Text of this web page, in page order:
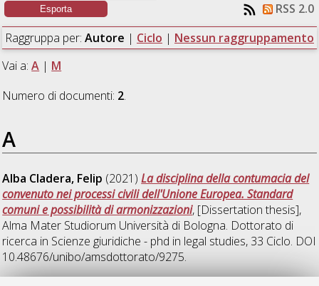
RSS 2.0
Raggruppa per: Autore | Ciclo | Nessun raggruppamento
Vai a:A | M
Numero di documenti: 2.
A
Alba Cladera, Felip (2021)La disciplina della contumacia del
convenuto nei processi civili dell'Unione Europea. Standard
comuni e possibilità di armonizzazioni, [Dissertation thesis],
Alma Mater Studiorum Università di Bologna. Dottorato di
ricerca in Scienze giuridiche - phd in legal studies, 33 Ciclo. DOI
10.48676/unibo/amsdottorato/9275.